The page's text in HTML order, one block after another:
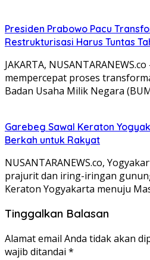
Presiden Prabowo Pacu
Restrukturisasi Harus Tuntas
JAKARTA,
mempercepat proses
Badan Usaha Milik Negara
Garebeg Sawal Keraton
Berkah untuk Rakyat
NUSANTARANEWS.co,
prajurit dan iring-iringan
Keraton Yogyakarta menuju
Tinggalkan Balasan
Alamat email Anda tidak akan
wajib ditandai *